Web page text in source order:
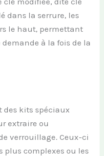
dans la serrure, les
le haut, permettant
à la fois de la
des kits spéciaux
extraire ou
verrouillage. Ceux-ci
plus complexes ou les